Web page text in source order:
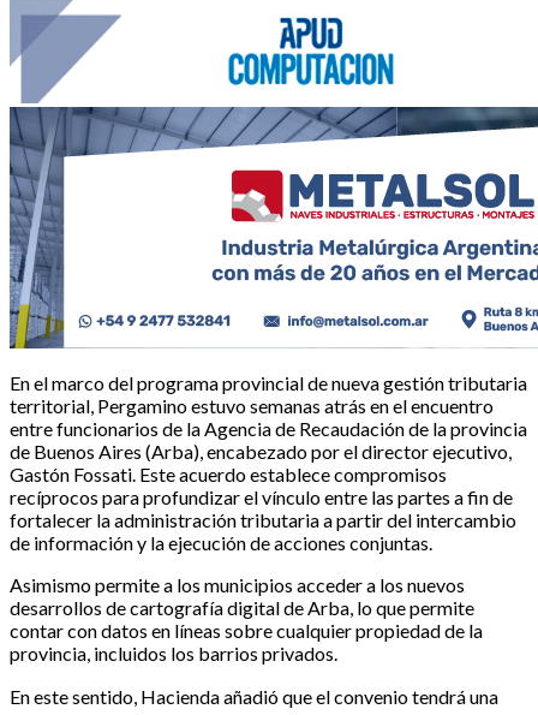
En el marco del programa provincial de nueva gestión tributaria
territorial, Pergamino estuvo semanas atrás en el encuentro
entre funcionarios de la Agencia de Recaudación de la provincia
de Buenos Aires (Arba), encabezado por el director ejecutivo,
Gastón Fossati. Este acuerdo establece compromisos
recíprocos para profundizar el vínculo entre las partes a fin de
fortalecer la administración tributaria a partir del intercambio
de información y la ejecución de acciones conjuntas.
Asimismo permite a los municipios acceder a los nuevos
desarrollos de cartografía digital de Arba, lo que permite
contar con datos en líneas sobre cualquier propiedad de la
provincia, incluidos los barrios privados.
En este sentido, Hacienda añadió que el convenio tendrá una